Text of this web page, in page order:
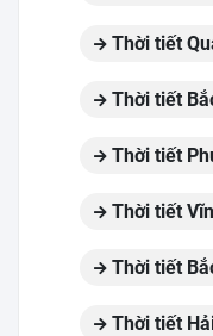
Thời tiết
Thời tiết
Thời tiết
Thời tiết
Thời tiết
Thời tiết